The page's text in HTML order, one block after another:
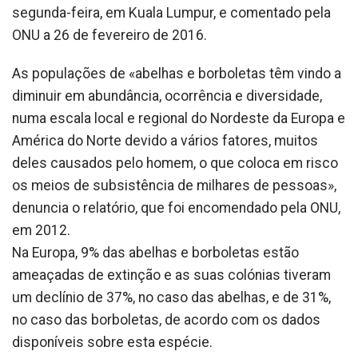
segunda-feira, em Kuala Lumpur, e comentado pela
ONU a 26 de fevereiro de 2016.
As populações de «abelhas e borboletas têm vindo a
diminuir em abundância, ocorrência e diversidade,
numa escala local e regional do Nordeste da Europa e
América do Norte devido a vários fatores, muitos
deles causados pelo homem, o que coloca em risco
os meios de subsistência de milhares de pessoas»,
denuncia o relatório, que foi encomendado pela ONU,
em 2012.
Na Europa, 9% das abelhas e borboletas estão
ameaçadas de extinção e as suas colónias tiveram
um declínio de 37%, no caso das abelhas, e de 31%,
no caso das borboletas, de acordo com os dados
disponíveis sobre esta espécie.